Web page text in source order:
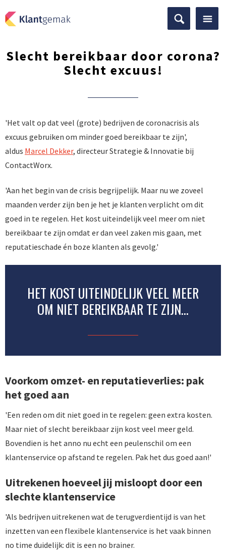
Slecht bereikbaar door corona?
Slecht excuus!
'Het valt op dat veel (grote) bedrijven de coronacrisis als
excuus gebruiken om minder goed bereikbaar te zijn',
aldus Marcel Dekker, directeur Strategie & Innovatie bij
ContactWorx.
'Aan het begin van de crisis begrijpelijk. Maar nu we zoveel
maanden verder zijn ben je het je klanten verplicht om dit
goed in te regelen. Het kost uiteindelijk veel meer om niet
bereikbaar te zijn omdat er dan veel zaken mis gaan, met
reputatieschade én boze klanten als gevolg.'
HET KOST UITEINDELIJK VEEL MEER
OM NIET BEREIKBAAR TE ZIJN...
Voorkom omzet- en reputatieverlies: pak
het goed aan
'Een reden om dit niet goed in te regelen: geen extra kosten.
Maar niet of slecht bereikbaar zijn kost veel meer geld.
Bovendien is het anno nu echt een peulenschil om een
klantenservice op afstand te regelen. Pak het dus goed aan!'
Uitrekenen hoeveel jij misloopt door een
slechte klantenservice
'Als bedrijven uitrekenen wat de terugverdientijd is van het
inzetten van een flexibele klantenservice is het vaak binnen
no time duidelijk: dit is een no brainer.